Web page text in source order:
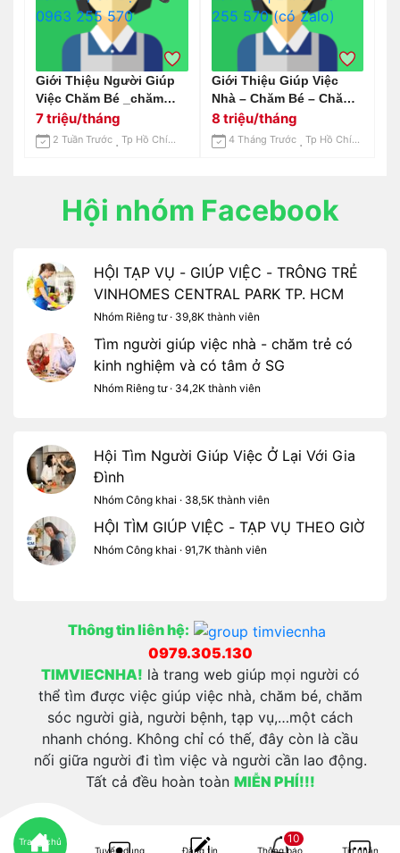
Trang chủ
Tuyển dụng
Đăng tin
10
Thông báo Tin nhắn
Giới Thiệu Người Giúp
Việc Chăm Bé _chăm
Ông Bà_làm Lâu Dài, Ổn
Định 📞 0963 255 570
7 triệu/tháng
2 Tuần Trước Tp Hồ Chí Minh
Giới Thiệu Giúp Việc
Nhà – Chăm Bé – Chăm
Ông Bà – Làm Lâu Dài |
Lh: 0963 255 570 (có
Zalo)
8 triệu/tháng
4 Tháng Trước Tp Hồ Chí Minh
Hội nhóm Facebook
HỘI TẠP VỤ - GIÚP VIỆC - TRÔNG TRẺ
VINHOMES CENTRAL PARK TP. HCM
Nhóm Riêng tư · 39,8K thành viên
Tìm người giúp việc nhà - chăm trẻ có
kinh nghiệm và có tâm ở SG
Nhóm Riêng tư · 34,2K thành viên
Hội Tìm Người Giúp Việc Ở Lại Với Gia
Đình
Nhóm Công khai · 38,5K thành viên
HỘI TÌM GIÚP VIỆC - TẠP VỤ THEO GIỜ
Nhóm Công khai · 91,7K thành viên
Thông tin liên hệ:
0979.305.130
TIMVIECNHA! là trang web giúp mọi người có
thể tìm được việc giúp việc nhà, chăm bé, chăm
sóc người già, người bệnh, tạp vụ,…một cách
nhanh chóng. Không chỉ có thế, đây còn là cầu
nối giữa người đi tìm việc và người cần lao động.
Tất cả đều hoàn toàn MIỄN PHÍ!!!